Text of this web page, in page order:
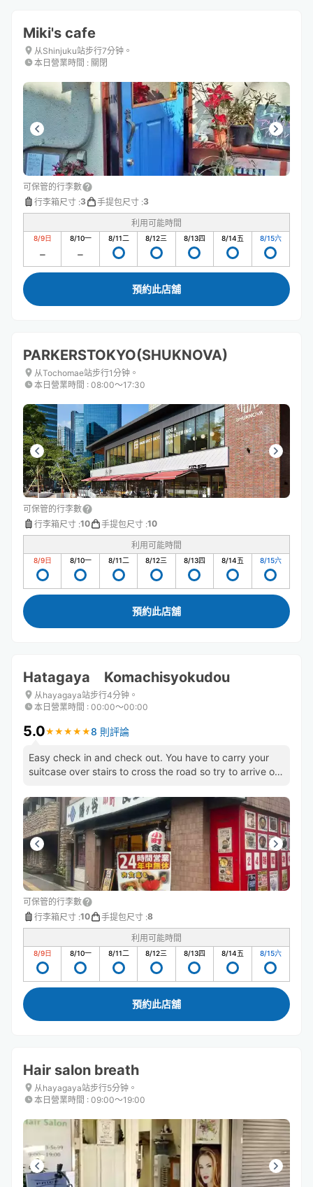
Miki's cafe
从Shinjuku站步行7分钟。
本日營業時間 : 關閉
可保管的行李數
行李箱尺寸 :3 手提包尺寸 :3
利用可能時間
8/9日 8/10一 8/11二 8/12三 8/13四 8/14五 8/15六
預約此店舖
PARKERSTOKYO(SHUKNOVA)
从Tochomae站步行1分钟。
本日營業時間 : 08:00〜17:30
可保管的行李數
行李箱尺寸 :10 手提包尺寸 :10
利用可能時間
8/9日 8/10一 8/11二 8/12三 8/13四 8/14五 8/15六
預約此店舖
Hatagaya Komachisyokudou
从hayagaya站步行4分钟。
本日營業時間 : 00:00〜00:00
5.0★ ★ ★ ★ ★
★ ★ ★ ★ ★8 則評論
Easy check in and check out. You have to carry your
suitcase over stairs to cross the road so try to arrive on
可保管的行李數
行李箱尺寸 :10 手提包尺寸 :8
利用可能時間
8/9日 8/10一 8/11二 8/12三 8/13四 8/14五 8/15六
預約此店舖
Hair salon breath
从hayagaya站步行5分钟。
本日營業時間 : 09:00〜19:00